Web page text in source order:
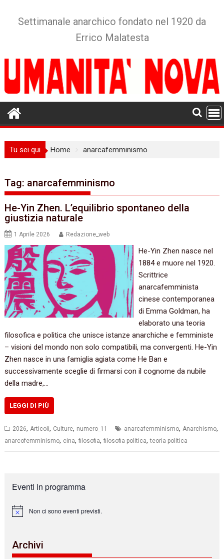
Settimanale anarchico fondato nel 1920 da
Errico Malatesta
Tu sei qui Home anarcafemminismo
Tag: anarcafemminismo
He-Yin Zhen. L’equilibrio spontaneo della
giustizia naturale
1 Aprile 2026 Redazione_web
He-Yin Zhen nasce nel
1884 e muore nel 1920.
Scrittrice
anarcafemminista
cinese contemporanea
di Emma Goldman, ha
elaborato una teoria
filosofica e politica che unisce istanze anarchiche e femministe
– visioni del mondo non solo compatibili, ma convergenti. He-Yin
Zhen nasce in una famiglia agiata come He Ban e
successivamente sceglie di firmarsi con il cognome da nubile
della madre,…
LEGGI DI PIÙ
2026,Articoli, Culture, numero_11 anarcafemminismo,Anarchismo,
anarcofemminismo, cina,filosofia,filosofia politica,teoria politica
Eventi in programma
N
c
e
Non ci sono eventi previsti.
Archivi